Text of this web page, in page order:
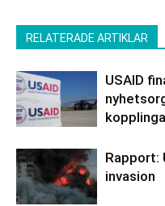
RELATERADE ARTIKLAR
USAID
Rapport:
invasion